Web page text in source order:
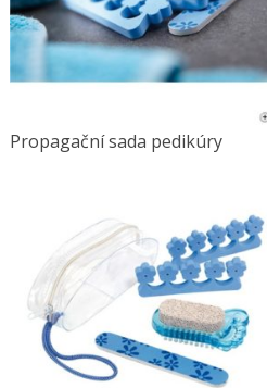
Propagační sada pedikúry